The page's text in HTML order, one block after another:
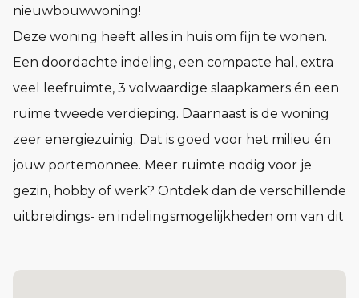
nieuwbouwwoning!
Deze woning heeft alles in huis om fijn te wonen.
Een doordachte indeling, een compacte hal, extra
veel leefruimte, 3 volwaardige slaapkamers én een
ruime tweede verdieping. Daarnaast is de woning
zeer energiezuinig. Dat is goed voor het milieu én
jouw portemonnee. Meer ruimte nodig voor je
gezin, hobby of werk? Ontdek dan de verschillende
uitbreidings- en indelingsmogelijkheden om van dit
Pluspunten